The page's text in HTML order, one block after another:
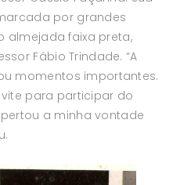
por grandes
almejada faixa preta,
Fábio Trindade. “A
momentos importantes.
para participar do
a minha vontade